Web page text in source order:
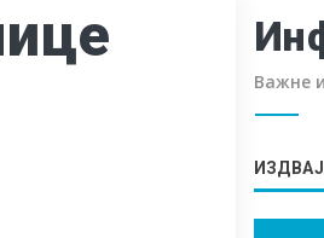
Важне